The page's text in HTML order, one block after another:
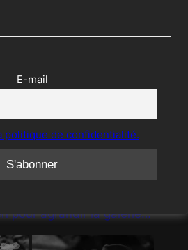
— Fabrice Huin
pour agrandir la galerie…
E-mail
politique de confidentialité.